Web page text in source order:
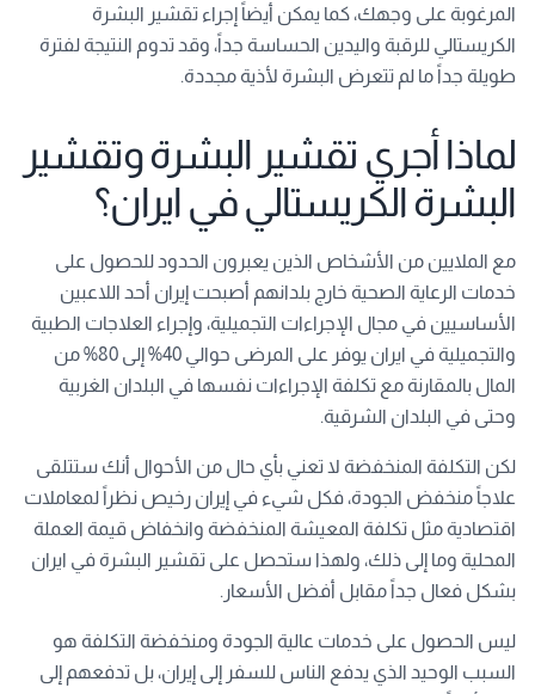
المرغوبة على وجهك، كما يمكن أيضاً إجراء تقشير البشرة
الكريستالي للرقبة واليدين الحساسة جداً، وقد تدوم النتيجة لفترة
طويلة جداً ما لم تتعرض البشرة لأذية مجددة.
لماذا أجري تقشير البشرة وتقشير
البشرة الكريستالي في ايران؟
مع الملايين من الأشخاص الذين يعبرون الحدود للحصول على
خدمات الرعاية الصحية خارج بلدانهم أصبحت إيران أحد اللاعبين
الأساسيين في مجال الإجراءات التجميلية، وإجراء العلاجات الطبية
والتجميلية في ايران يوفر على المرضى حوالي 40% إلى 80% من
المال بالمقارنة مع تكلفة الإجراءات نفسها في البلدان الغربية
وحتى في البلدان الشرقية.
لكن التكلفة المنخفضة لا تعني بأي حال من الأحوال أنك ستتلقى
علاجاً منخفض الجودة، فكل شيء في إيران رخيص نظراً لمعاملات
اقتصادية مثل تكلفة المعيشة المنخفضة وانخفاض قيمة العملة
المحلية وما إلى ذلك، ولهذا ستحصل على تقشير البشرة في ايران
بشكل فعال جداً مقابل أفضل الأسعار.
ليس الحصول على خدمات عالية الجودة ومنخفضة التكلفة هو
السبب الوحيد الذي يدفع الناس للسفر إلى إيران، بل تدفعهم إلى